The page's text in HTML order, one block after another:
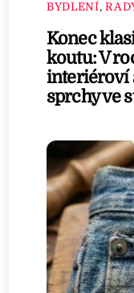
BYDLENÍ,
Konec
koutu: V
interiéroví
sprchy ve